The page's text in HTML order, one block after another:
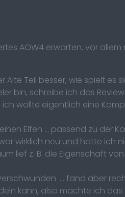
AOW4 erwarten, vor
Teil besser, wie spielt es
bin, schreibe ich das
ich wollte eigentlich eine
Elfen ... passend zu der
wirklich neu und hatte ich
lief z. B. die Eigenschaft
.... fand aber
kann, also machte ich